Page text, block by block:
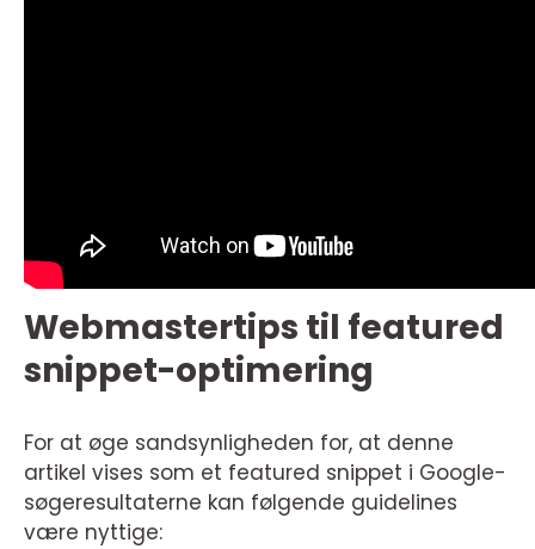
Webmastertips til featured
snippet-optimering
For at øge sandsynligheden for, at denne
artikel vises som et featured snippet i Google-
søgeresultaterne kan følgende guidelines
være nyttige: